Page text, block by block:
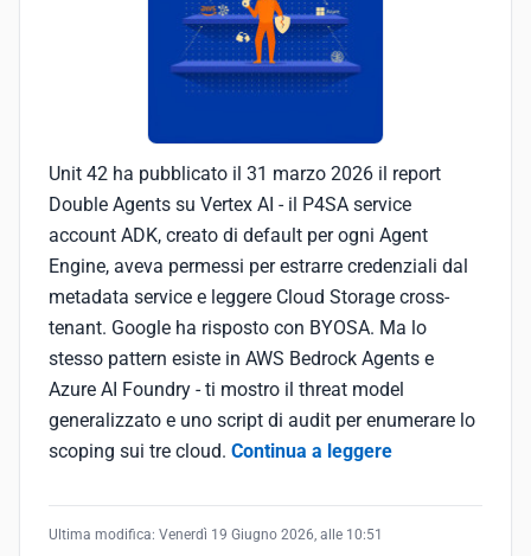
Unit 42 ha pubblicato il 31 marzo 2026 il report
Double Agents su Vertex AI - il P4SA service
account ADK, creato di default per ogni Agent
Engine, aveva permessi per estrarre credenziali dal
metadata service e leggere Cloud Storage cross-
tenant. Google ha risposto con BYOSA. Ma lo
stesso pattern esiste in AWS Bedrock Agents e
Azure AI Foundry - ti mostro il threat model
generalizzato e uno script di audit per enumerare lo
scoping sui tre cloud. Continua a leggere
Ultima modifica: Venerdì 19 Giugno 2026, alle 10:51